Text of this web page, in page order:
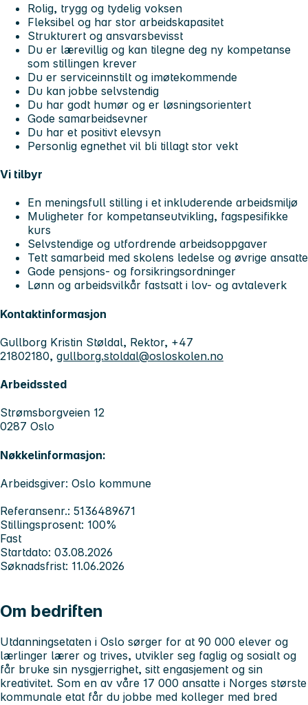
Rolig, trygg og tydelig voksen
Fleksibel og har stor arbeidskapasitet
Strukturert og ansvarsbevisst
Du er lærevillig og kan tilegne deg ny kompetanse
som stillingen krever
Du er serviceinnstilt og imøtekommende
Du kan jobbe selvstendig
Du har godt humør og er løsningsorientert
Gode samarbeidsevner
Du har et positivt elevsyn
Personlig egnethet vil bli tillagt stor vekt
Vi tilbyr
En meningsfull stilling i et inkluderende arbeidsmiljø
Muligheter for kompetanseutvikling, fagspesifikke
kurs
Selvstendige og utfordrende arbeidsoppgaver
Tett samarbeid med skolens ledelse og øvrige ansatte
Gode pensjons- og forsikringsordninger
Lønn og arbeidsvilkår fastsatt i lov- og avtaleverk
Kontaktinformasjon
Gullborg Kristin Støldal, Rektor, +47
21802180, gullborg.stoldal@osloskolen.no
Arbeidssted
Strømsborgveien 12
0287 Oslo
Nøkkelinformasjon:
Arbeidsgiver: Oslo kommune
Referansenr.: 5136489671
Stillingsprosent: 100%
Fast
Startdato: 03.08.2026
Søknadsfrist: 11.06.2026
Om bedriften
Utdanningsetaten i Oslo sørger for at 90 000 elever og
lærlinger lærer og trives, utvikler seg faglig og sosialt og
får bruke sin nysgjerrighet, sitt engasjement og sin
kreativitet. Som en av våre 17 000 ansatte i Norges største
kommunale etat får du jobbe med kolleger med bred